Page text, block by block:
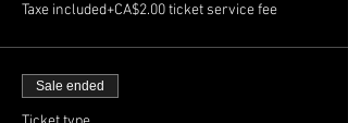
Taxe included+CA$2.00 ticket service fee
Sale ended